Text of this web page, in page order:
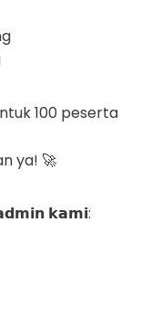
100 peserta
ya! 🚀
𝗸𝗮𝗺𝗶: